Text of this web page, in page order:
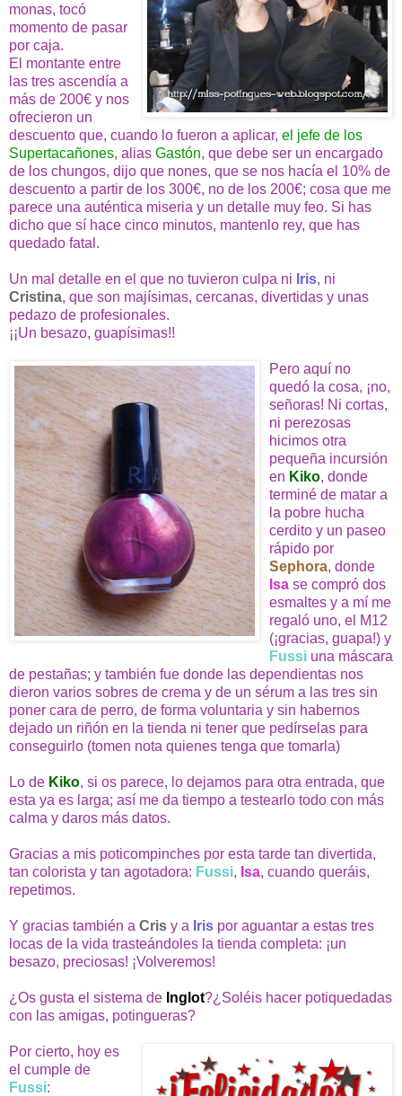
monas, tocó
momento de pasar
por caja.
El montante entre
las tres ascendía a
más de 200€ y nos
ofrecieron un
descuento que, cuando lo fueron a aplicar, el jefe de los
Supertacañones, alias Gastón, que debe ser un encargado
de los chungos, dijo que nones, que se nos hacía el 10% de
descuento a partir de los 300€, no de los 200€; cosa que me
parece una auténtica miseria y un detalle muy feo. Si has
dicho que sí hace cinco minutos, mantenlo rey, que has
quedado fatal.
Un mal detalle en el que no tuvieron culpa ni Iris, ni
Cristina, que son majísimas, cercanas, divertidas y unas
pedazo de profesionales.
¡¡Un besazo, guapísimas!!
Pero aquí no
quedó la cosa, ¡no,
señoras! Ni cortas,
ni perezosas
hicimos otra
pequeña incursión
en Kiko, donde
terminé de matar a
la pobre hucha
cerdito y un paseo
rápido por
Sephora, donde
Isa se compró dos
esmaltes y a mí me
regaló uno, el M12
(¡gracias, guapa!) y
Fussi una máscara
de pestañas; y también fue donde las dependientas nos
dieron varios sobres de crema y de un sérum a las tres sin
poner cara de perro, de forma voluntaria y sin habernos
dejado un riñón en la tienda ni tener que pedírselas para
conseguirlo (tomen nota quienes tenga que tomarla)
Lo de Kiko, si os parece, lo dejamos para otra entrada, que
esta ya es larga; así me da tiempo a testearlo todo con más
calma y daros más datos.
Gracias a mis poticompinches por esta tarde tan divertida,
tan colorista y tan agotadora: Fussi, Isa, cuando queráis,
repetimos.
Y gracias también a Cris y a Iris por aguantar a estas tres
locas de la vida trasteándoles la tienda completa: ¡un
besazo, preciosas! ¡Volveremos!
¿Os gusta el sistema de Inglot?¿Soléis hacer potiquedadas
con las amigas, potingueras?
Por cierto, hoy es
el cumple de
Fussi: